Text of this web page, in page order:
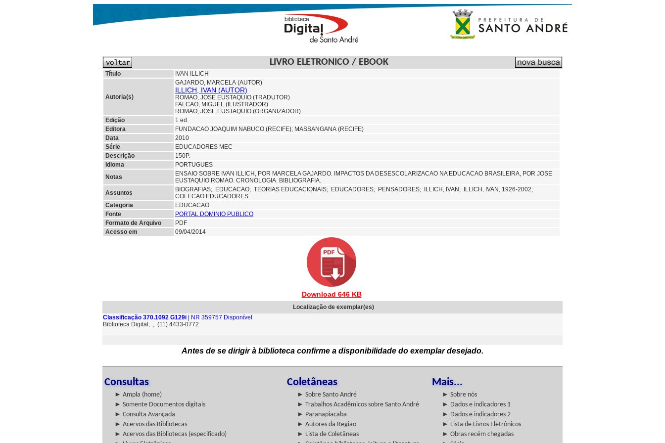
LIVRO ELETRONICO / EBOOK
Título IVAN ILLICH
Autoria(s)
GAJARDO, MARCELA (AUTOR)
ILLICH, IVAN (AUTOR)
ROMAO, JOSE EUSTAQUIO (TRADUTOR)
FALCAO, MIGUEL (ILUSTRADOR)
ROMAO, JOSE EUSTAQUIO (ORGANIZADOR)
Edição
1 ed.
Editora
FUNDACAO JOAQUIM NABUCO (RECIFE); MASSANGANA (RECIFE)
Data
2010
Série
EDUCADORES MEC
Descrição
150P.
Idioma
PORTUGUES
Notas
ENSAIO SOBRE IVAN ILLICH, POR MARCELA GAJARDO. IMPACTOS DA DESESCOLARIZACAO NA EDUCACAO BRASILEIRA, POR JOSE
EUSTAQUIO ROMAO. CRONOLOGIA. BIBLIOGRAFIA.
Assuntos
BIOGRAFIAS; EDUCACAO; TEORIAS EDUCACIONAIS; EDUCADORES; PENSADORES; ILLICH, IVAN;
ILLICH, IVAN, 1926-2002;
COLECAO EDUCADORES
Categoria
EDUCACAO
Fonte
PORTAL DOMINIO PUBLICO
Formato de Arquivo
PDF
Acesso em
09/04/2014
Download 646 KB
Localização de exemplar(es)
Classificação 370.1092 G129i | NR 359757 Disponível
Biblioteca Digital, , (11) 4433-0772
Antes de se dirigir à biblioteca confirme a disponibilidade do exemplar desejado.
Consultas Coletâneas Mais...
► Ampla (home) ► Sobre Santo André
► Sobre nós
► Somente Documentos digitais
► Trabalhos Acadêmicos sobre Santo André
► Dados e indicadores 1
► Consulta Avançada
► Paranapiacaba
► Dados e indicadores 2
► Acervos das Bibliotecas
► Autores da Região
► Lista de Livros Eletrônicos
► Acervos das Bibliotecas (especificado)
► Lista de Coletâneas
► Obras recém chegadas